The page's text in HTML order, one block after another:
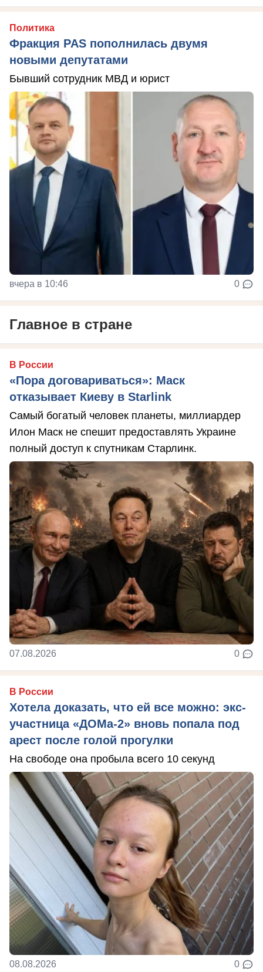
Политика
Фракция PAS пополнилась двумя
новыми депутатами
Бывший сотрудник МВД и юрист
вчера в 10:46 0
Главное в стране
В России
«Пора договариваться»: Маск
отказывает Киеву в Starlink
Самый богатый человек планеты, миллиардер
Илон Маск не спешит предоставлять Украине
полный доступ к спутникам Старлинк.
07.08.2026 0
В России
Хотела доказать, что ей все можно: экс-
участница «ДОМа-2» вновь попала под
арест после голой прогулки
На свободе она пробыла всего 10 секунд
08.08.2026 0